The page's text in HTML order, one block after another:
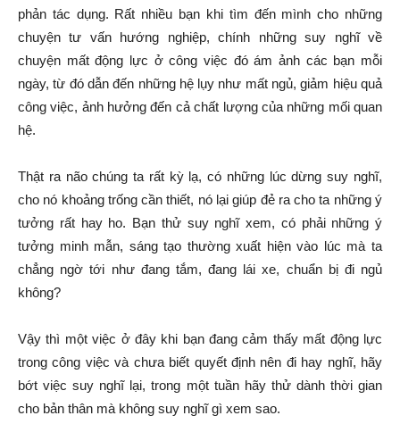
phản tác dụng. Rất nhiều bạn khi tìm đến mình cho những
chuyện tư vấn hướng nghiệp, chính những suy nghĩ về
chuyện mất động lực ở công việc đó ám ảnh các bạn mỗi
ngày, từ đó dẫn đến những hệ lụy như mất ngủ, giảm hiệu quả
công việc, ảnh hưởng đến cả chất lượng của những mối quan
hệ.
Thật ra não chúng ta rất kỳ lạ, có những lúc dừng suy nghĩ,
cho nó khoảng trống cần thiết, nó lại giúp đẻ ra cho ta những ý
tưởng rất hay ho. Bạn thử suy nghĩ xem, có phải những ý
tưởng minh mẫn, sáng tạo thường xuất hiện vào lúc mà ta
chẳng ngờ tới như đang tắm, đang lái xe, chuẩn bị đi ngủ
không?
Vậy thì một việc ở đây khi bạn đang cảm thấy mất động lực
trong công việc và chưa biết quyết định nên đi hay nghĩ, hãy
bớt việc suy nghĩ lại, trong một tuần hãy thử dành thời gian
cho bản thân mà không suy nghĩ gì xem sao.